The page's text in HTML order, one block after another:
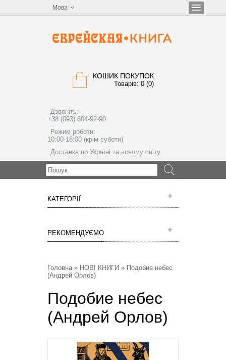
Мова
КОШИК ПОКУПОК
Товарів: 0 (0)
Дзвоніть:
+38 (093) 604-92-90
Режим роботи:
10:00-18:00 (крім суботи)
Доставка по Україні та всьому світу
КАТЕГОРІЇ
РЕКОМЕНДУЄМО
Головна» НОВІ КНИГИ » Подобие небес
(Андрей Орлов)
Подобие небес
(Андрей Орлов)